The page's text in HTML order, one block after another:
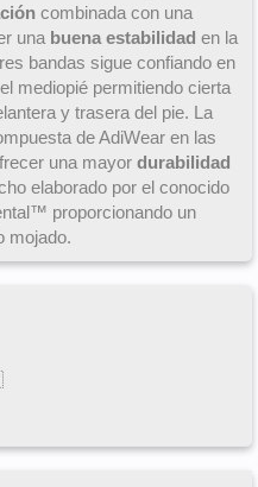
combinada con una
una buena estabilidad en la
bandas sigue confiando en
mediopié permitiendo cierta
y trasera del pie. La
de AdiWear en las
una mayor durabilidad
elaborado por el conocido
proporcionando un
mojado.